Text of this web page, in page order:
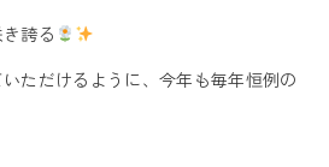
誇る
ただけるように、今年も毎年恒例の